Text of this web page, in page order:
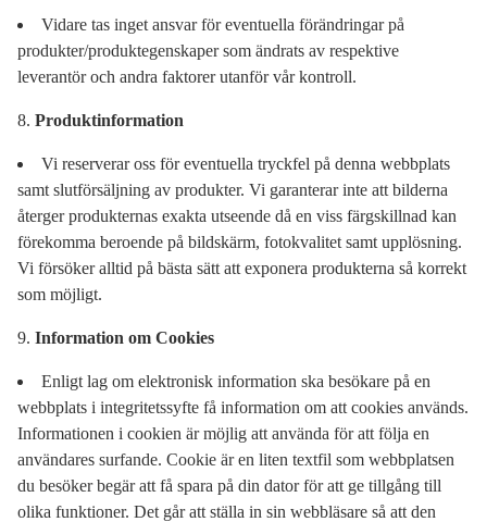
Vidare tas inget ansvar för eventuella förändringar på
produkter/produktegenskaper som ändrats av respektive
leverantör och andra faktorer utanför vår kontroll.
Produktinformation
Vi reserverar oss för eventuella tryckfel på denna webbplats
samt slutförsäljning av produkter. Vi garanterar inte att bilderna
återger produkternas exakta utseende då en viss färgskillnad kan
förekomma beroende på bildskärm, fotokvalitet samt upplösning.
Vi försöker alltid på bästa sätt att exponera produkterna så korrekt
som möjligt.
Information om Cookies
Enligt lag om elektronisk information ska besökare på en
webbplats i integritetssyfte få information om att cookies används.
Informationen i cookien är möjlig att använda för att följa en
användares surfande. Cookie är en liten textfil som webbplatsen
du besöker begär att få spara på din dator för att ge tillgång till
olika funktioner. Det går att ställa in sin webbläsare så att den